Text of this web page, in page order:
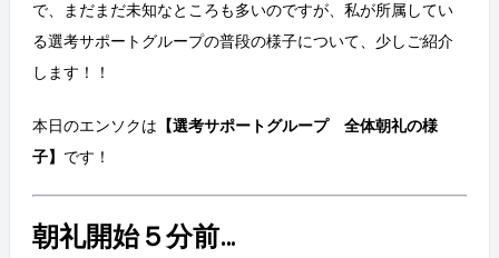
で、まだまだ未知なところも多いのですが、私が所属してい
る選考サポートグループの普段の様子について、少しご紹介
します！！
本日のエンソクは 【選考サポートグループ 全体朝礼の様
子】 です！
朝礼開始５分前…